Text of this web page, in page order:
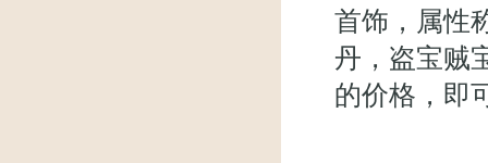
首饰，属性
丹，盗宝贼
的价格，即